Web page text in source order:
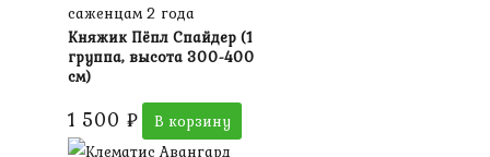
саженцам 2 года
Княжик Пёпл Спайдер (1
группа, высота 300-400
см)
1 500 ₽ В корзину